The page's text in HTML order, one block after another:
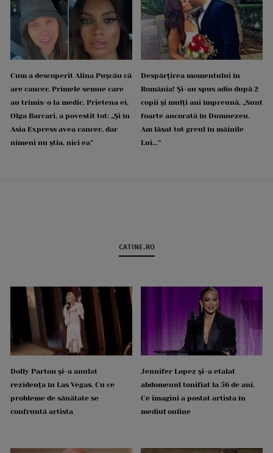
Cum a descoperit Alina Pușcău că
are cancer. Primele semne care
au trimis-o la medic. Prietena ei,
Olga Barcari, a povestit tot: „Și în
Asia Express avea cancer, dar
nimeni nu știa, nici ea”
Despărțirea momentului în
România! Și-au spus adio după 2
copii și mulți ani împreună. „Sunt
foarte ancorată în Dumnezeu.
Am lăsat tot greul în mâinile
Lui...”
CATINE.RO
Dolly Parton și-a anulat
rezidența în Las Vegas. Cu ce
probleme de sănătate se
confruntă artista
Jennifer Lopez și-a etalat
abdomenul tonifiat la 56 de ani.
Ce imagini a postat artista în
mediul online